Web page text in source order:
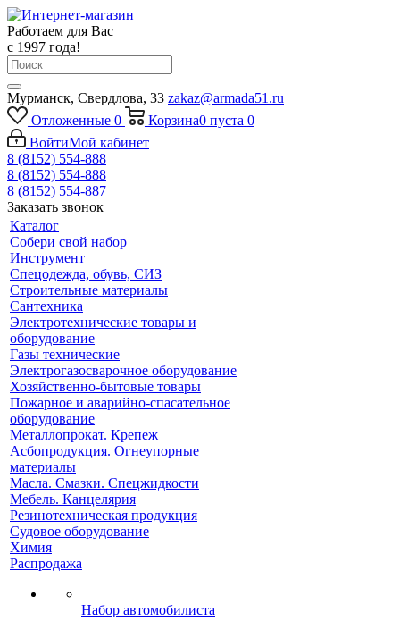
Работаем для Вас
с 1997 года!
Мурманск, Свердлова, 33 zakaz@armada51.ru
Отложенные 0 Корзина0 пуста 0
ВойтиМой кабинет
8 (8152) 554-888
8 (8152) 554-888
8 (8152) 554-887
Заказать звонок
Каталог
Собери свой набор
Инструмент
Спецодежда, обувь, СИЗ
Строительные материалы
Сантехника
Электротехнические товары и
оборудование
Газы технические
Электрогазосварочное оборудование
Хозяйственно-бытовые товары
Пожарное и аварийно-спасательное
оборудование
Металлопрокат. Крепеж
Асбопродукция. Огнеупорные
материалы
Масла. Смазки. Спецжидкости
Мебель. Канцелярия
Резинотехническая продукция
Судовое оборудование
Химия
Распродажа
Набор автомобилиста